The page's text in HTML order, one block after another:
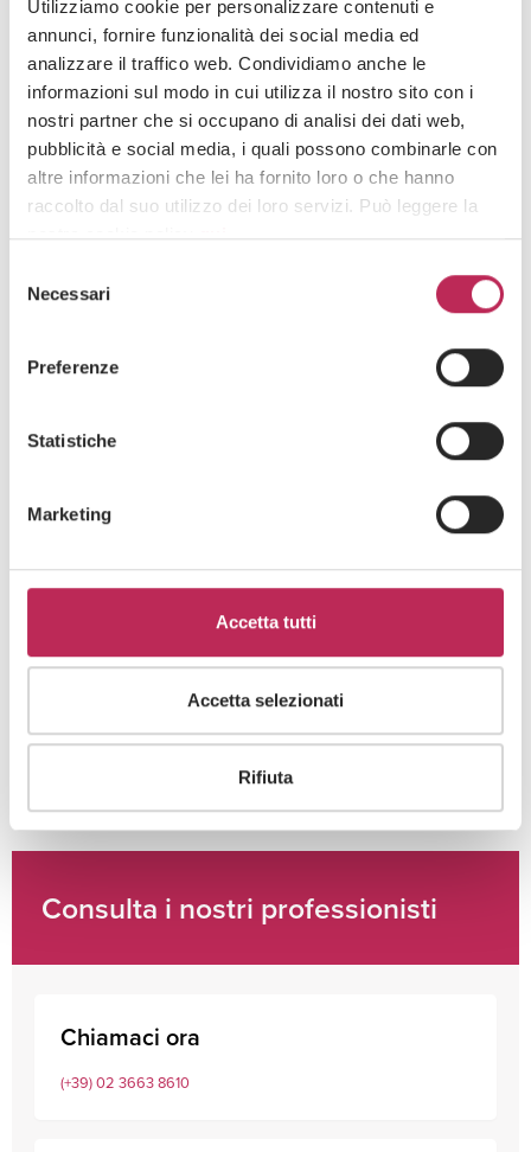
Utilizziamo cookie per personalizzare contenuti e
annunci, fornire funzionalità dei social media ed
analizzare il traffico web. Condividiamo anche le
informazioni sul modo in cui utilizza il nostro sito con i
nostri partner che si occupano di analisi dei dati web,
pubblicità e social media, i quali possono combinarle con
altre informazioni che lei ha fornito loro o che hanno
raccolto dal suo utilizzo dei loro servizi. Può leggere la
nostra cookie policyqui.
Attenzione: chiudendo questo banner, cliccando in
un’area sottostante o accedendo ad un’altra pagina del
delNecessari
Preferenze
Statistiche
Marketing
Accetta tutti
Accetta selezionati
Rifiuta
Newsletter
Area di interesse
Cliccando su "iscriviti" dichiari di aver preso visione
dell'informativa della privacy
03 · 06 · 2026
Come chiudere più velocemente i round
venture capital
Guarda tutti +
Consulta i nostri professionisti
Chiamaci ora
(+39) 02 3663 8610